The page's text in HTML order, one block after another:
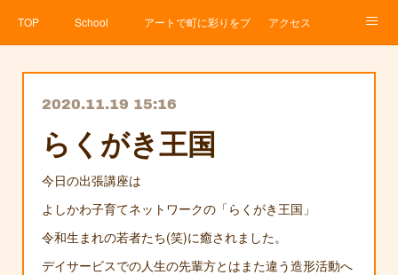
TOP School アートで町に彩りをプロジェクト
アクセス
2020.11.19 15:16
らくがき王国
今日の出張講座は
よしかわ子育てネットワークの「らくがき王国」
令和生まれの若者たち(笑)に癒されました。
デイサービスでの人生の先輩方とはまた違う造形活動へ